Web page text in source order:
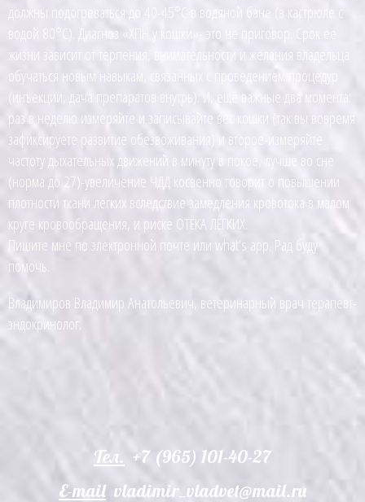
должны подогреваться до 40-45°С в водяной бане (в кастрюле с
водой 80°С). Диагноз «ХПН у кошки»- это не приговор. Срок её
жизни зависит от терпения, внимательности и желания владельца
обучаться новым навыкам, связанных с проведением процедур
(инъекции, дача препаратов внутрь). И, ещё важные два момента:
раз в неделю измеряйте и записывайте вес кошки (так вы вовремя
зафиксируете развитие обезвоживания) и второе-измеряйте
частоту дыхательных движений в минуту в покое, лучше во сне
(норма до 27)-увеличение ЧДД косвенно говорит о повышении
плотности ткани лёгких вследствие замедления кровотока в малом
круге кровообращения, и риске ОТЁКА ЛЁГКИХ.
Пишите мне по электронной почте или what’s app. Рад буду
помочь.
Владимиров Владимир Анатольевич, ветеринарный врач терапевт-
эндокринолог.
Тел. +7 (965) 101-40-27
E-mail vladimir_vladvet@mail.ru